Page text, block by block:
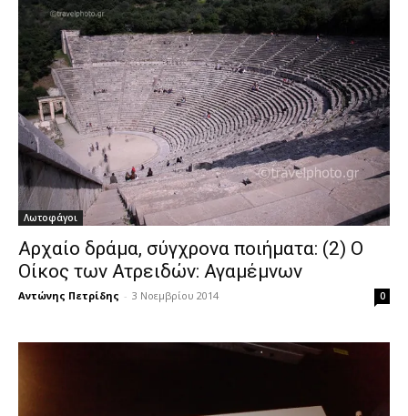
Λωτοφάγοι
Αρχαίο δράμα, σύγχρονα ποιήματα: (2) Ο
Οίκος των Ατρειδών: Αγαμέμνων
Αντώνης Πετρίδης - 3 Νοεμβρίου 2014 0